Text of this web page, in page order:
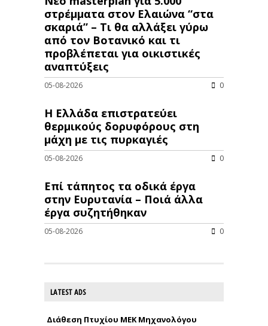
στρέμματα στον Ελαιώνα “στα
σκαριά” – Τι θα αλλάξει γύρω
από τον Βοτανικό και τι
προβλέπεται για οικιστικές
αναπτύξεις
05-08-2026 0
Η Ελλάδα επιστρατεύει
θερμικούς δορυφόρους στη
μάχη με τις πυρκαγιές
05-08-2026 0
Επί τάπητος τα οδικά έργα
στην Ευρυτανία – Ποιά άλλα
έργα συζητήθηκαν
05-08-2026 0
LATEST ADS
Διάθεση Πτυχίου ΜΕΚ Μηχανολόγου